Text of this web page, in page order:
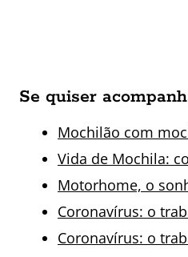
Se quiser
Mochilão com
Vida de Mochila:
Motorhome, o
Coronavírus: o
Coronavírus: o